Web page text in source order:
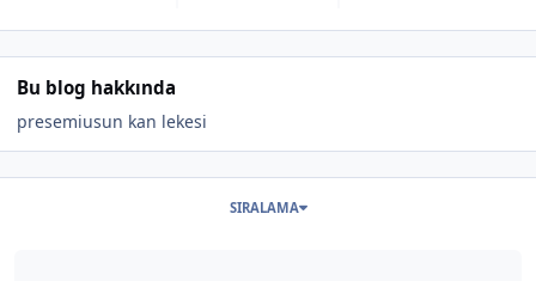
Bu blog hakkında
presemiusun kan lekesi
SIRALAMA